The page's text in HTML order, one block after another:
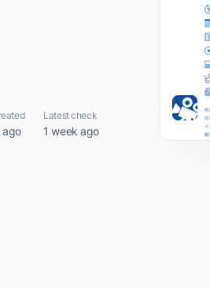
ago
Latest check
1 week ago